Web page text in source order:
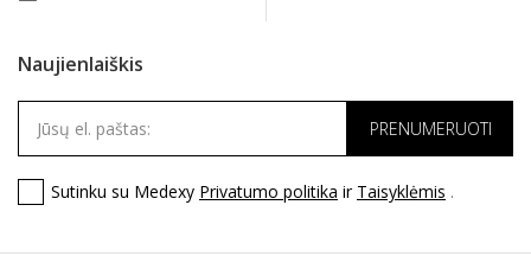
Naujienlaiškis
Sutinku su Medexy Privatumo politika ir Taisyklėmis .